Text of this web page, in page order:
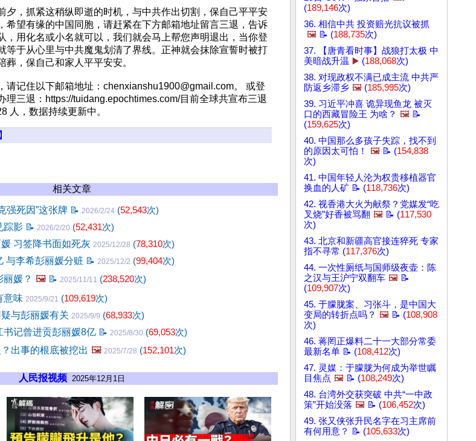
夕，抓紧这稍纵即逝的时机，与中共作出切割，保自己平平安
希望有缘的中国同胞，请赶紧在下方邮箱地址留言三退，告诉
，用化名或小名就可以，我们就会马上帮您声明退出，当你登
等于从心里与中共魔鬼划清了界线。正神就会抹除宣誓时被打
葬，保自己和家人平平安安。
请记住以下邮箱地址： chenxianshu1900@gmail.com。 或登
理三退：https://tuidang.epochtimes.com/目前全球共宣布三退
人，数据持续更新中。
相关文章
强死因”这张牌 📝 2026/2/24 (52,543次)
踪影 📝 2026/2/20 (52,431次)
习签降书面如死灰 2025/12/28 (78,310次)
与李希彭丽媛分赃 📝 2025/12/2 (99,404次)
媛？ 🖼️ 📝 2025/11/11 (238,520次)
意味 2025/9/21 (109,619次)
与彭丽媛有关 2025/9/9 (68,933次)
书记曾进贡彭丽媛8亿 📝 2025/8/30 (69,053次)
出事的根底被挖出 🖼️ 2025/7/28 (152,101次)
人民报视频 2025年12月1日
(189,146次)
36. 相信中共 投资赔光抗议被抓
🖼️ 📝 (188,735次)
37. 【唐青看时事】战狼打太极 中
美暗战升温 ▶️ (188,068次)
38. 对现政权不满已成主流 中共严
防返乡滞乡 🖼️ (185,995次)
39. 习近平冲喜 诡异现鱼龙 被灭
口的西藏冒险王 为啥？ 🖼️ 📝
(159,625次)
40. 中国那么多孩子失踪，找不到
的原因太可怕！
🖼️ 📝 (154,838
次)
41. 中国年轻人沦为权贵移植器官
换血的人矿 📝 (118,736次)
42. 视香港大火为献祭？党媒发“吃
叉烧”好香被骂翻 🖼️ 📝 (117,530
次)
43. 北京和新疆高官接连猝死 专家
指不寻常 (117,376次)
44. 一次性厕纸与国师级夜壶：陈
之汉与王沪宁双翻车 🖼️ 📝
(109,907次)
45. 于朦胧案、习张斗，是中国大
变局的转折点吗？ 🖼️ 📝 (108,908
次)
46. 蒋罔正爆料二十一大部分常委
最新名单 📝 (108,412次)
47. 灵媒：于朦胧为何成为举世瞩
目焦点 🖼️ 📝 (108,249次)
48. 台湾外交获突破 中共“一中政
策”开始没落 🖼️ 📝 (106,452次)
49. 张又侠张升民名字在习主席前
有何用意？ 📝 (105,633次)